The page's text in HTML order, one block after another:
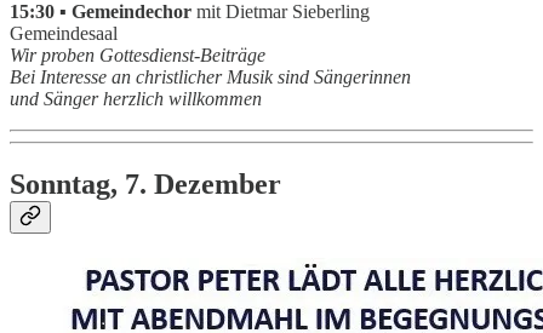
15:30 ▪ Gemeindechor mit Dietmar Sieberling
Gemeindesaal
Wir proben Gottesdienst-Beiträge
Bei Interesse an christlicher Musik sind Sängerinnen
und Sänger herzlich willkommen
Sonntag, 7. Dezember